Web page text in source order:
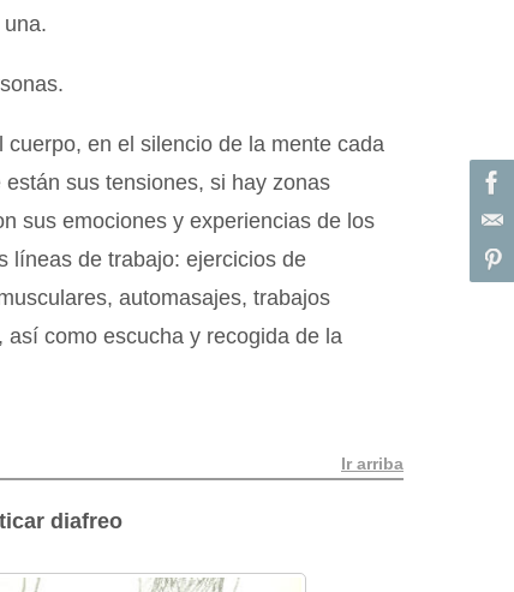
en el silencio de la mente cada
sus tensiones, si hay zonas
sus emociones y experiencias de los
líneas de trabajo: ejercicios de
automasajes, trabajos
como escucha y recogida de la
Ir arriba
diafreo